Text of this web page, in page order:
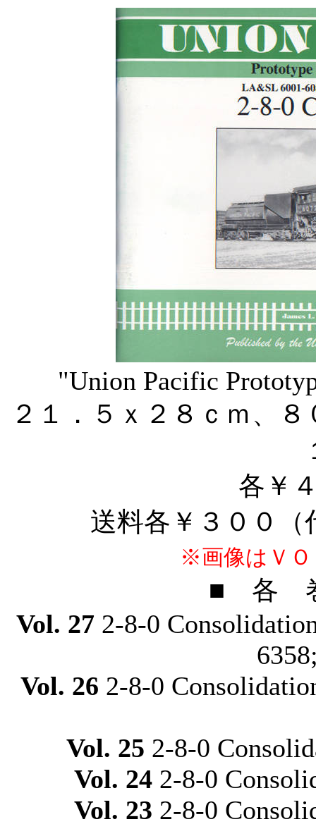
"Union Pacific
２１．５ｘ２８ｃｍ、
各￥
送料各￥３００
※画像はＶＯ
■ 各
Vol. 27 2-8-0
Vol. 26 2-8-0
Vol. 25 2-8-0
Vol. 24 2-8-0
Vol. 23 2-8-0